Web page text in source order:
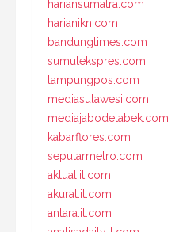
hariansumatra.com
harianikn.com
bandungtimes.com
sumutekspres.com
lampungpos.com
mediasulawesi.com
mediajabodetabek.com
kabarflores.com
seputarmetro.com
aktual.it.com
akurat.it.com
antara.it.com